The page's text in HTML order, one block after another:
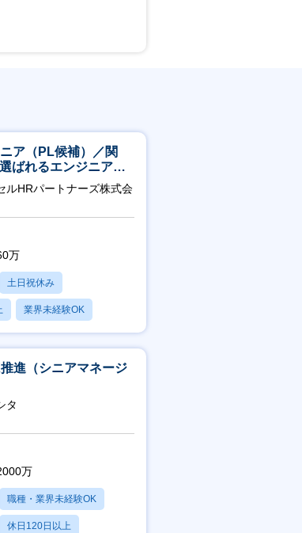
ニア（PL候補）／関
ばれるエンジニアへ
・体制構築
ルHRパートナーズ株式会
万
土日祝休み
業界未経験OK
内
進（シニアマネージ
タ
万
職種・業界未経験OK
休日120日以上